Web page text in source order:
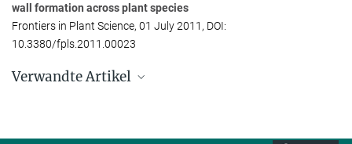
Claudia Steinert
Max-Planck-Institut für molekulare Pflanzenphysiologie, Potsdam-
+49 331 567-8275
wall formation across plant species
Frontiers in Plant Science, 01 July 2011, DOI:
10.3380/fpls.2011.00023
Verwandte Artikel